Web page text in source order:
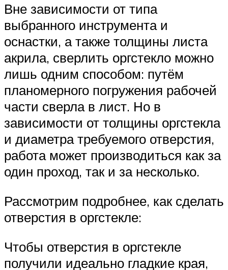
Вне зависимости от типа
выбранного инструмента и
оснастки, а также толщины листа
акрила, сверлить оргстекло можно
лишь одним способом: путём
планомерного погружения рабочей
части сверла в лист. Но в
зависимости от толщины оргстекла
и диаметра требуемого отверстия,
работа может производиться как за
один проход, так и за несколько.
Рассмотрим подробнее, как сделать
отверстия в оргстекле:
Чтобы отверстия в оргстекле
получили идеально гладкие края,